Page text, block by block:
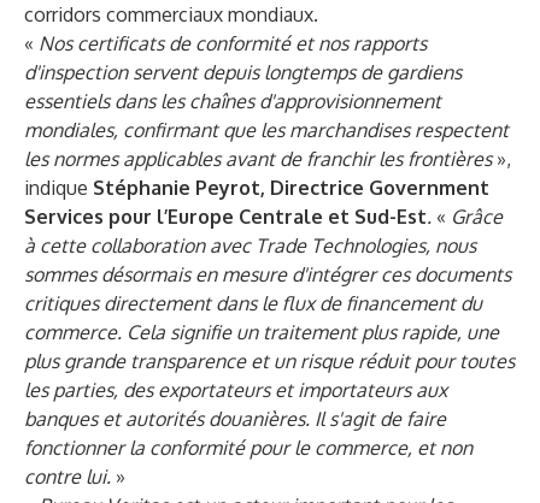
corridors commerciaux mondiaux.
« Nos certificats de conformité et nos rapports
d'inspection servent depuis longtemps de gardiens
essentiels dans les chaînes d'approvisionnement
mondiales, confirmant que les marchandises respectent
les normes applicables avant de franchir les frontières»,
indique Stéphanie Peyrot, Directrice Government
Services pour l’Europe Centrale et Sud-Est. « Grâce
à cette collaboration avec Trade Technologies, nous
sommes désormais en mesure d'intégrer ces documents
critiques directement dans le flux de financement du
commerce. Cela signifie un traitement plus rapide, une
plus grande transparence et un risque réduit pour toutes
les parties, des exportateurs et importateurs aux
banques et autorités douanières. Il s'agit de faire
fonctionner la conformité pour le commerce, et non
contre lui. »